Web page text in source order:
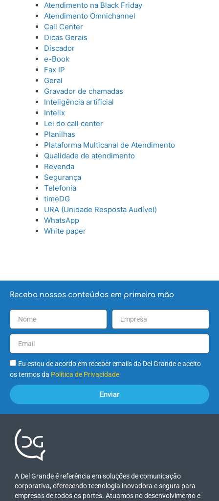
Atendimento na Black Friday
Atendimento Omnichannel
Call Center
Dicas Gerais
Discador
e-Book
Fax IP
Geral
Gravador de chamadas
Inteligência artificial
Intelix
Lei do call center
Planilhas
Plataforma Multicanal de Atendimento
Qualidade de atendimento
Revenda
Segurança
Telefonia
timeDG
URA (Unidade Resposta Audível)
WhatsApp
White paper
Receba nossos conteúdos em primeira mão
Eu estou de acordo em receber emails da Del Grande e aceito
os termos da Política de Privacidade
Enviar
A Del Grande é referência em soluções de comunicação
corporativa, oferecendo tecnologia inovadora e segura para
empresas de todos os portes. Atuamos no desenvolvimento e